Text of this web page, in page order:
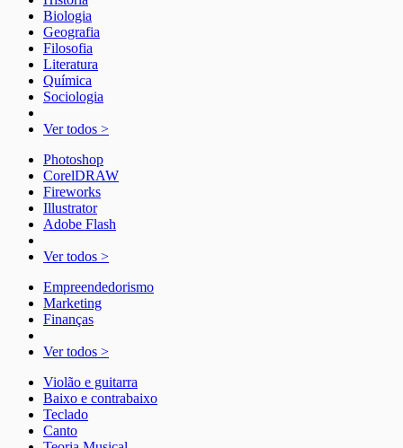
Biologia
Geografia
Filosofia
Literatura
Química
Sociologia
Ver todos >
Photoshop
CorelDRAW
Fireworks
Illustrator
Adobe Flash
Ver todos >
Empreendedorismo
Marketing
Finanças
Ver todos >
Violão e guitarra
Baixo e contrabaixo
Teclado
Canto